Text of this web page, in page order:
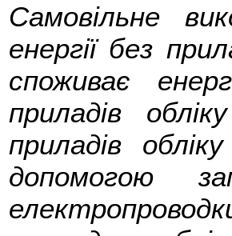
Самовільне
енергії без
споживає
приладів
приладів
допомогою